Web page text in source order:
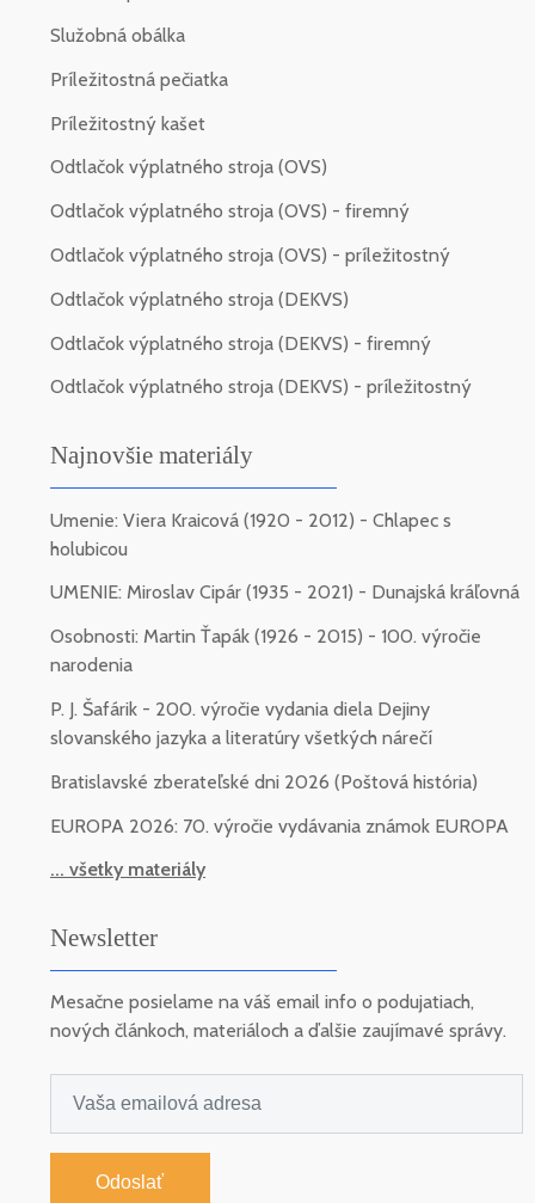
Služobná obálka
Príležitostná pečiatka
Príležitostný kašet
Odtlačok výplatného stroja (OVS)
Odtlačok výplatného stroja (OVS) - firemný
Odtlačok výplatného stroja (OVS) - príležitostný
Odtlačok výplatného stroja (DEKVS)
Odtlačok výplatného stroja (DEKVS) - firemný
Odtlačok výplatného stroja (DEKVS) - príležitostný
Najnovšie materiály
Umenie: Viera Kraicová (1920 - 2012) - Chlapec s
holubicou
UMENIE: Miroslav Cipár (1935 - 2021) - Dunajská kráľovná
Osobnosti: Martin Ťapák (1926 - 2015) - 100. výročie
narodenia
P. J. Šafárik - 200. výročie vydania diela Dejiny
slovanského jazyka a literatúry všetkých nárečí
Bratislavské zberateľské dni 2026 (Poštová história)
EUROPA 2026: 70. výročie vydávania známok EUROPA
... všetky materiály
Newsletter
Mesačne posielame na váš email info o podujatiach,
nových článkoch, materiáloch a ďalšie zaujímavé správy.
Odoslať